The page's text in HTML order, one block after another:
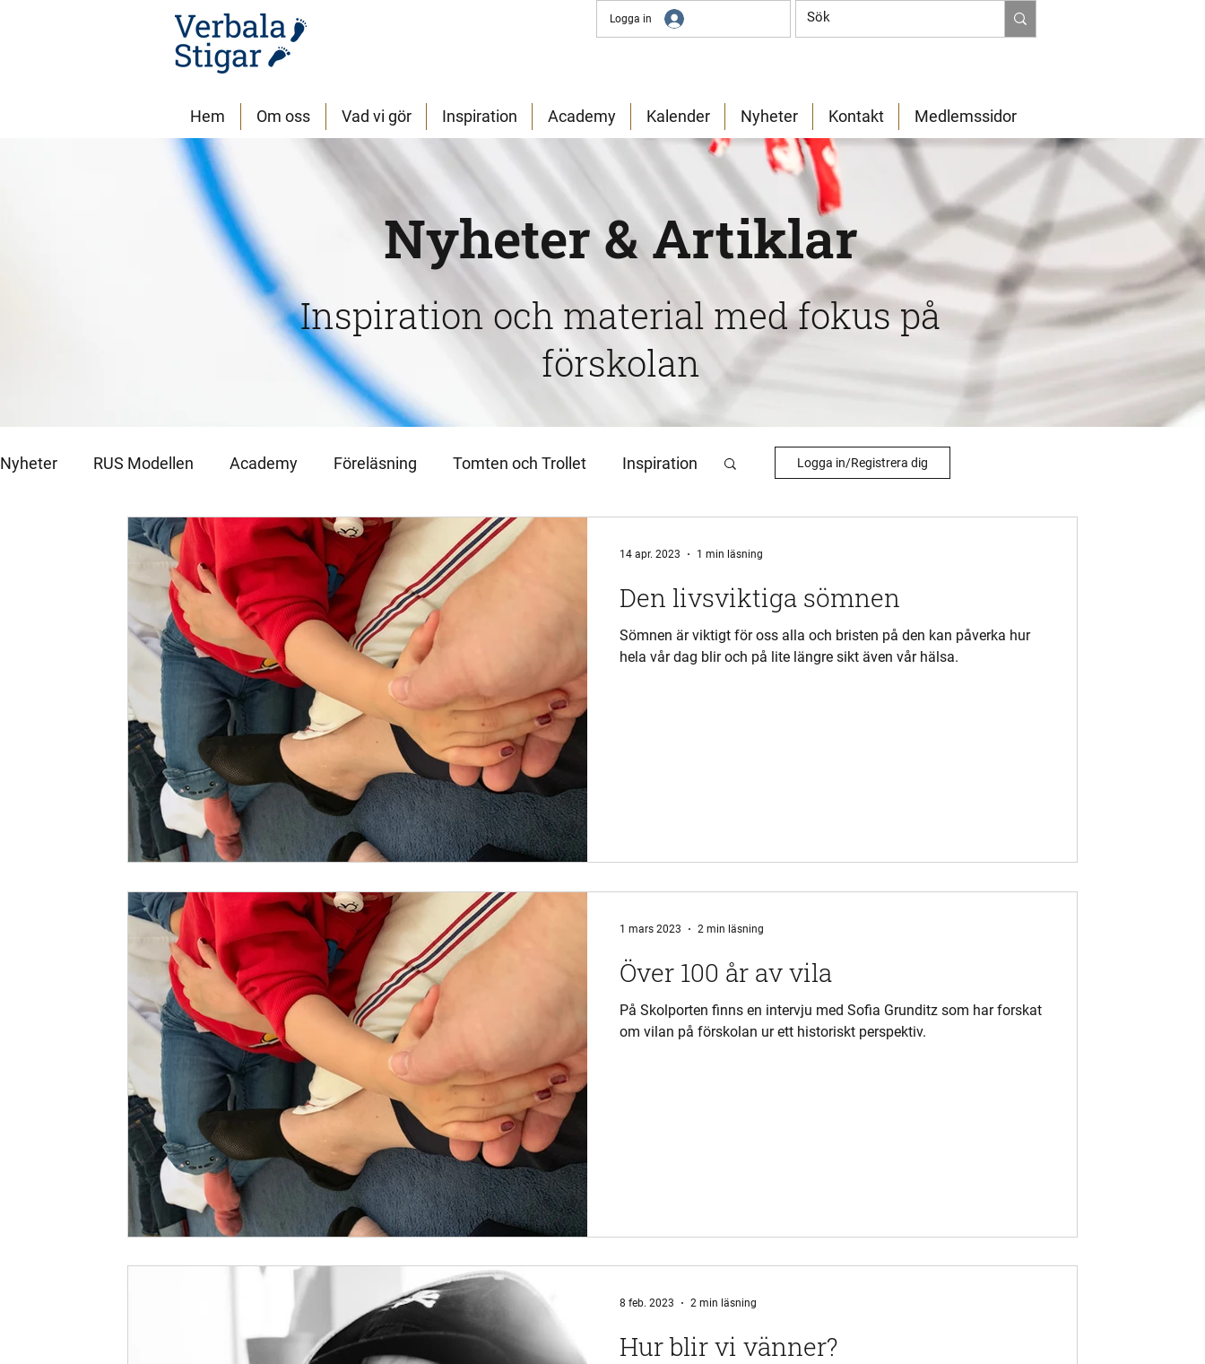
Logga in
Hem Om oss Vad vi gör Inspiration Academy Kalender Nyheter Kontakt Medlemssidor
Nyheter & Artiklar
Inspiration och material med fokus på
förskolan
Nyheter RUS Modellen Academy Föreläsning Tomten och Trollet Inspiration
Julkalender 2021 Julkalender 2020 Medlemsartikel Julkalender 2022
Julkalender 2023
Logga in/Registrera dig
Den livsviktiga sömnen
Sömnen är viktigt för oss alla och bristen på den kan påverka hur
hela vår dag blir och på lite längre sikt även vår hälsa.
14 apr. 2023 1 min läsning
Över 100 år av vila
På Skolporten finns en intervju med Sofia Grunditz som har forskat
om vilan på förskolan ur ett historiskt perspektiv.
1 mars 2023 2 min läsning
Hur blir vi vänner?
8 feb. 2023 2 min läsning